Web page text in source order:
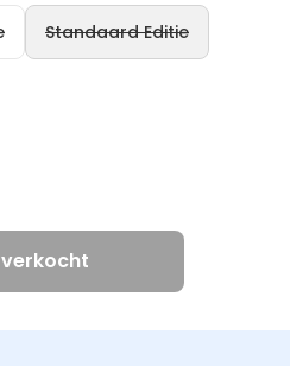
Standaard Editie